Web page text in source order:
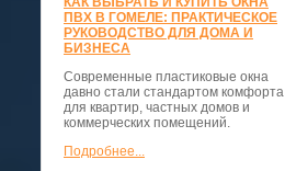
ПВХ В ГОМЕЛЕ: ПРАКТИЧЕСКОЕ
РУКОВОДСТВО ДЛЯ ДОМА И
БИЗНЕСА
Современные пластиковые окна
давно стали стандартом комфорта
для квартир, частных домов и
коммерческих помещений.
Подробнее...